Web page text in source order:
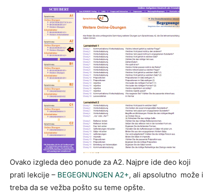
Ovako izgleda deo ponude za A2. Najpre ide deo koji
prati lekcije – BEGEGNUNGEN A2+, ali apsolutno može i
treba da se vežba pošto su teme opšte.